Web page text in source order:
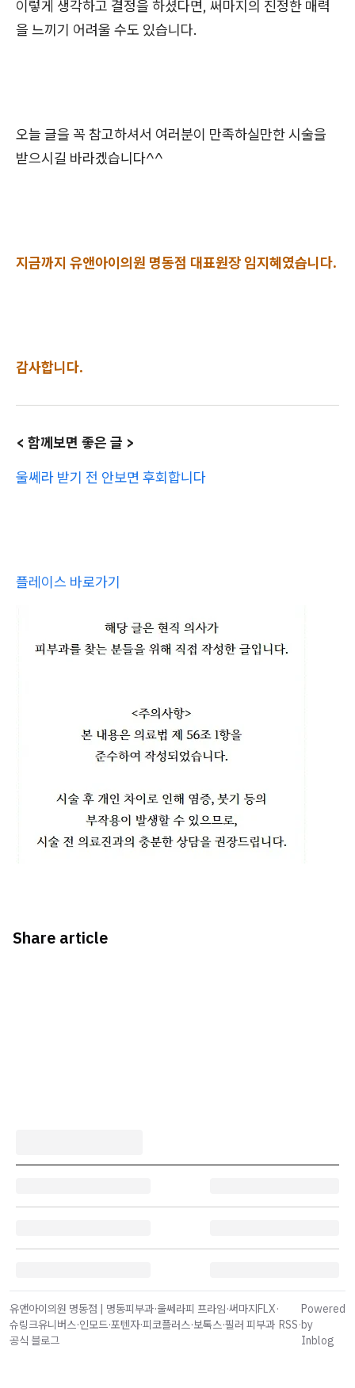
이렇게 생각하고 결정을 하셨다면, 써마지의 진정한 매력
을 느끼기 어려울 수도 있습니다.
오늘 글을 꼭 참고하셔서 여러분이 만족하실만한 시술을
받으시길 바라겠습니다^^
지금까지 유앤아이의원 명동점 대표원장 임지혜였습니다.
감사합니다.
< 함께보면 좋은 글 >
울쎄라 받기 전 안보면 후회합니다
플레이스 바로가기
Share article
유앤아이의원 명동점 | 명동피부과·울쎄라피 프라임·써마지FLX·
슈링크유니버스·인모드·포텐자·피코플러스·보톡스·필러 피부과
공식 블로그
RSS·
Powered
by
Inblog